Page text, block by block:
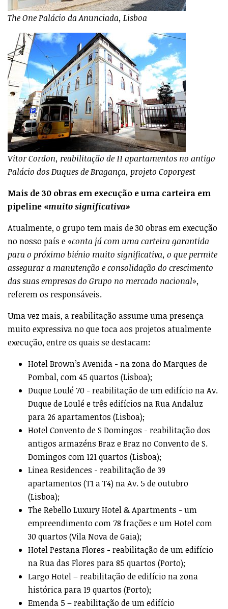
The One Palácio da Anunciada, Lisboa
Vitor Cordon, reabilitação de 11 apartamentos no antigo
Palácio dos Duques de Bragança, projeto Coporgest
Mais de 30 obras em execução e uma carteira em
pipeline «muito significativa»
Atualmente, o grupo tem mais de 30 obras em execução
no nosso país e «conta já com uma carteira garantida
para o próximo biénio muito significativa, o que permite
assegurar a manutenção e consolidação do crescimento
das suas empresas do Grupo no mercado nacional»,
referem os responsáveis.
Uma vez mais, a reabilitação assume uma presença
muito expressiva no que toca aos projetos atualmente
execução, entre os quais se destacam:
Hotel Brown’s Avenida - na zona do Marques de
Pombal, com 45 quartos (Lisboa);
Duque Loulé 70 - reabilitação de um edifício na Av.
Duque de Loulé e três edifícios na Rua Andaluz
para 26 apartamentos (Lisboa);
Hotel Convento de S Domingos - reabilitação dos
antigos armazéns Braz e Braz no Convento de S.
Domingos com 121 quartos (Lisboa);
Linea Residences - reabilitação de 39
apartamentos (T1 a T4) na Av. 5 de outubro
(Lisboa);
The Rebello Luxury Hotel & Apartments - um
empreendimento com 78 frações e um Hotel com
30 quartos (Vila Nova de Gaia);
Hotel Pestana Flores - reabilitação de um edifício
na Rua das Flores para 85 quartos (Porto);
Largo Hotel – reabilitação de edifício na zona
histórica para 19 quartos (Porto);
Emenda 5 – reabilitação de um edifício